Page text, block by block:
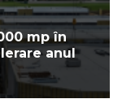
mp în
anul